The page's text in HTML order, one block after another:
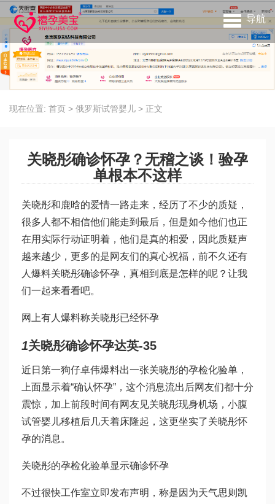
导航
现在位置: 首页 > 俄罗斯试管婴儿 > 正文
关晓彤确诊怀孕？无稽之谈！验孕
单根本不这样
关晓彤和鹿晗的爱情一路走来，经历了不少的质疑，
很多人都不相信他们能走到最后，但是如今他们也正
在用实际行动证明着，他们是真的相爱，因此质疑声
越来越少，更多的是网友们的真心祝福，前不久还有
人爆料关晓彤确诊怀孕，真相到底是怎样的呢？让我
们一起来看看吧。
网上有人爆料称关晓彤已经怀孕
1关晓彤确诊怀孕达英-35
近日第一狗仔卓伟爆料出一张关晓彤的孕检化验单，
上面显示着“确认怀孕”，这个消息流出后网友们都十分
震惊，加上前段时间有网友见关晓彤现身机场，小腹
试管婴儿移植后几天着床隆起，这更坐实了关晓彤怀
孕的消息。
关晓彤的孕检化验单显示确诊怀孕
不过很快工作室立即发布声明，称是因为天气思则凯